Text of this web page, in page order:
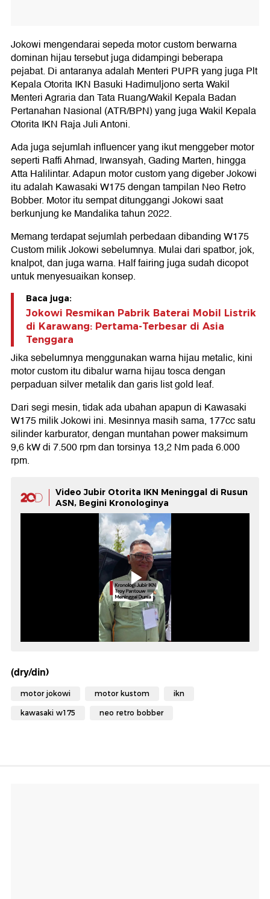
Jokowi mengendarai sepeda motor custom berwarna
dominan hijau tersebut juga didampingi beberapa
pejabat. Di antaranya adalah Menteri PUPR yang juga Plt
Kepala Otorita IKN Basuki Hadimuljono serta Wakil
Menteri Agraria dan Tata Ruang/Wakil Kepala Badan
Pertanahan Nasional (ATR/BPN) yang juga Wakil Kepala
Otorita IKN Raja Juli Antoni.
Ada juga sejumlah influencer yang ikut menggeber motor
seperti Raffi Ahmad, Irwansyah, Gading Marten, hingga
Atta Halilintar. Adapun motor custom yang digeber Jokowi
itu adalah Kawasaki W175 dengan tampilan Neo Retro
Bobber. Motor itu sempat ditunggangi Jokowi saat
berkunjung ke Mandalika tahun 2022.
Memang terdapat sejumlah perbedaan dibanding W175
Custom milik Jokowi sebelumnya. Mulai dari spatbor, jok,
knalpot, dan juga warna. Half fairing juga sudah dicopot
untuk menyesuaikan konsep.
Baca juga:
Jokowi Resmikan Pabrik Baterai Mobil Listrik
di Karawang: Pertama-Terbesar di Asia
Tenggara
Jika sebelumnya menggunakan warna hijau metalic, kini
motor custom itu dibalur warna hijau tosca dengan
perpaduan silver metalik dan garis list gold leaf.
Dari segi mesin, tidak ada ubahan apapun di Kawasaki
W175 milik Jokowi ini. Mesinnya masih sama, 177cc satu
silinder karburator, dengan muntahan power maksimum
9,6 kW di 7.500 rpm dan torsinya 13,2 Nm pada 6.000
rpm.
Video Jubir Otorita IKN Meninggal di Rusun
ASN, Begini Kronologinya
(dry/din)
motor jokowi motor kustom ikn
kawasaki w175 neo retro bobber